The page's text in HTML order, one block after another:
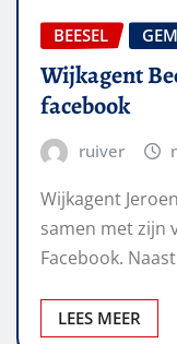
BEESEL
Wijkagent
facebook
ruiver
Wijkagent
samen met zijn
Facebook.
LEES MEER